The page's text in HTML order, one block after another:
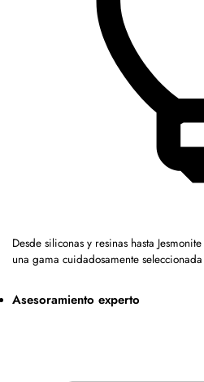
Desde siliconas y resinas hasta
una gama cuidadosamente
Asesoramiento experto